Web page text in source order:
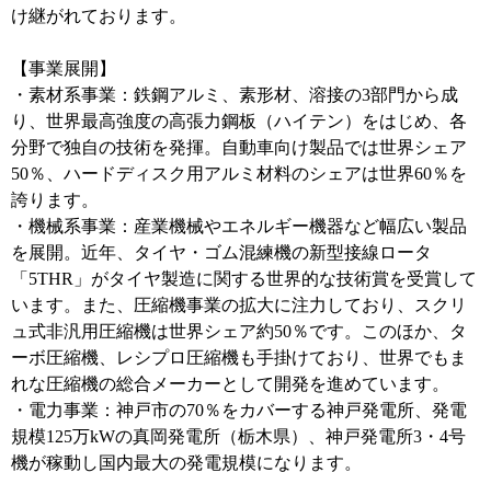
け継がれております。
【事業展開】
・素材系事業：鉄鋼アルミ、素形材、溶接の3部門から成
り、世界最高強度の高張力鋼板（ハイテン）をはじめ、各
分野で独自の技術を発揮。自動車向け製品では世界シェア
50％、ハードディスク用アルミ材料のシェアは世界60％を
誇ります。
・機械系事業：産業機械やエネルギー機器など幅広い製品
を展開。近年、タイヤ・ゴム混練機の新型接線ロータ
「5THR」がタイヤ製造に関する世界的な技術賞を受賞して
います。また、圧縮機事業の拡大に注力しており、スクリ
ュ式非汎用圧縮機は世界シェア約50％です。このほか、タ
ーボ圧縮機、レシプロ圧縮機も手掛けており、世界でもま
れな圧縮機の総合メーカーとして開発を進めています。
・電力事業：神戸市の70％をカバーする神戸発電所、発電
規模125万kWの真岡発電所（栃木県）、神戸発電所3・4号
機が稼動し国内最大の発電規模になります。